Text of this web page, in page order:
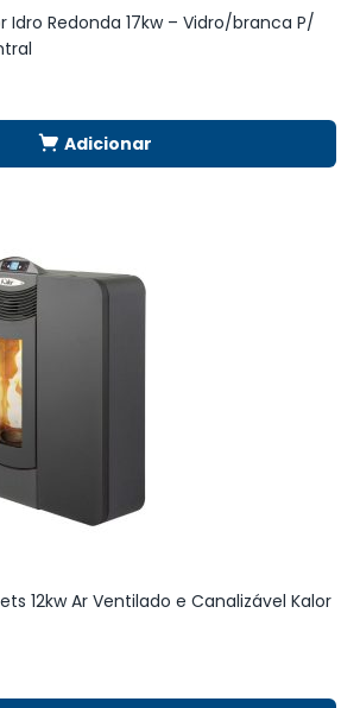
Idro Redonda 17kw – Vidro/branca P/
Adicionar
12kw Ar Ventilado e Canalizável Kalor